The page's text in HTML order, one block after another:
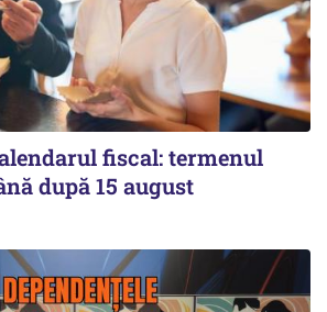
fiscal: termenul
după 15 august